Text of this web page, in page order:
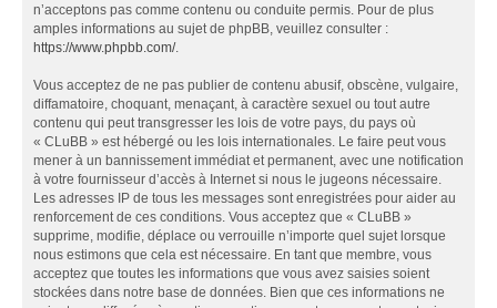
n’acceptons pas comme contenu ou conduite permis. Pour de plus
amples informations au sujet de phpBB, veuillez consulter :
https://www.phpbb.com/.
Vous acceptez de ne pas publier de contenu abusif, obscène, vulgaire,
diffamatoire, choquant, menaçant, à caractère sexuel ou tout autre
contenu qui peut transgresser les lois de votre pays, du pays où
« CLuBB » est hébergé ou les lois internationales. Le faire peut vous
mener à un bannissement immédiat et permanent, avec une notification
à votre fournisseur d’accès à Internet si nous le jugeons nécessaire.
Les adresses IP de tous les messages sont enregistrées pour aider au
renforcement de ces conditions. Vous acceptez que « CLuBB »
supprime, modifie, déplace ou verrouille n’importe quel sujet lorsque
nous estimons que cela est nécessaire. En tant que membre, vous
acceptez que toutes les informations que vous avez saisies soient
stockées dans notre base de données. Bien que ces informations ne